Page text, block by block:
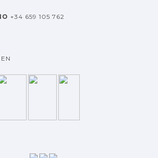
+34 659 105 762